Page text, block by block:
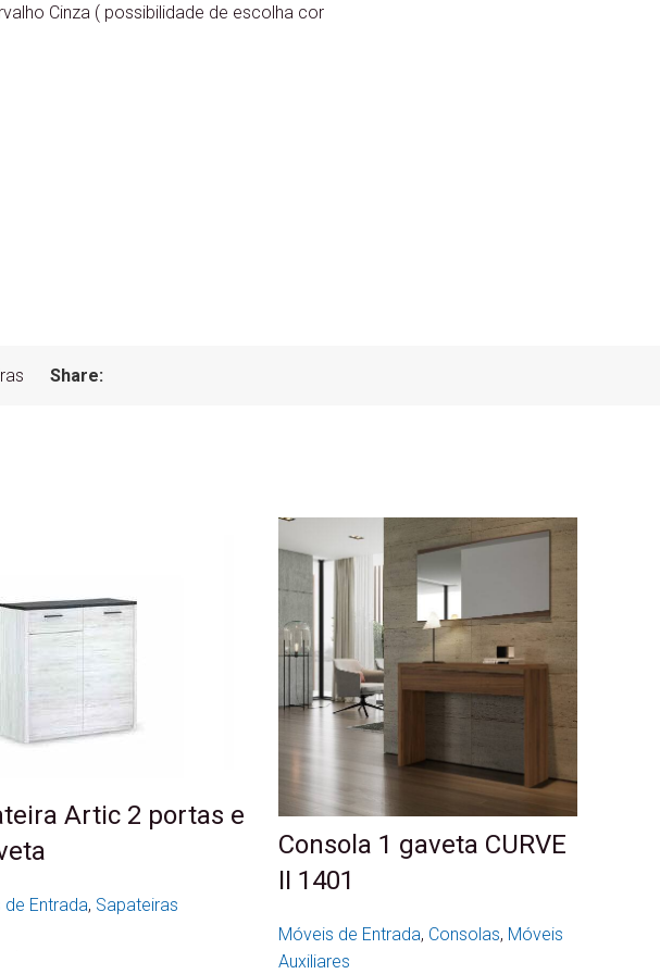
Cinza ( possibilidade de escolha cor
Share:
Artic 2 portas e
de Entrada, Sapateiras
Consola 1 gaveta CURVE
II 1401
Móveis de Entrada, Consolas, Móveis
Auxiliares